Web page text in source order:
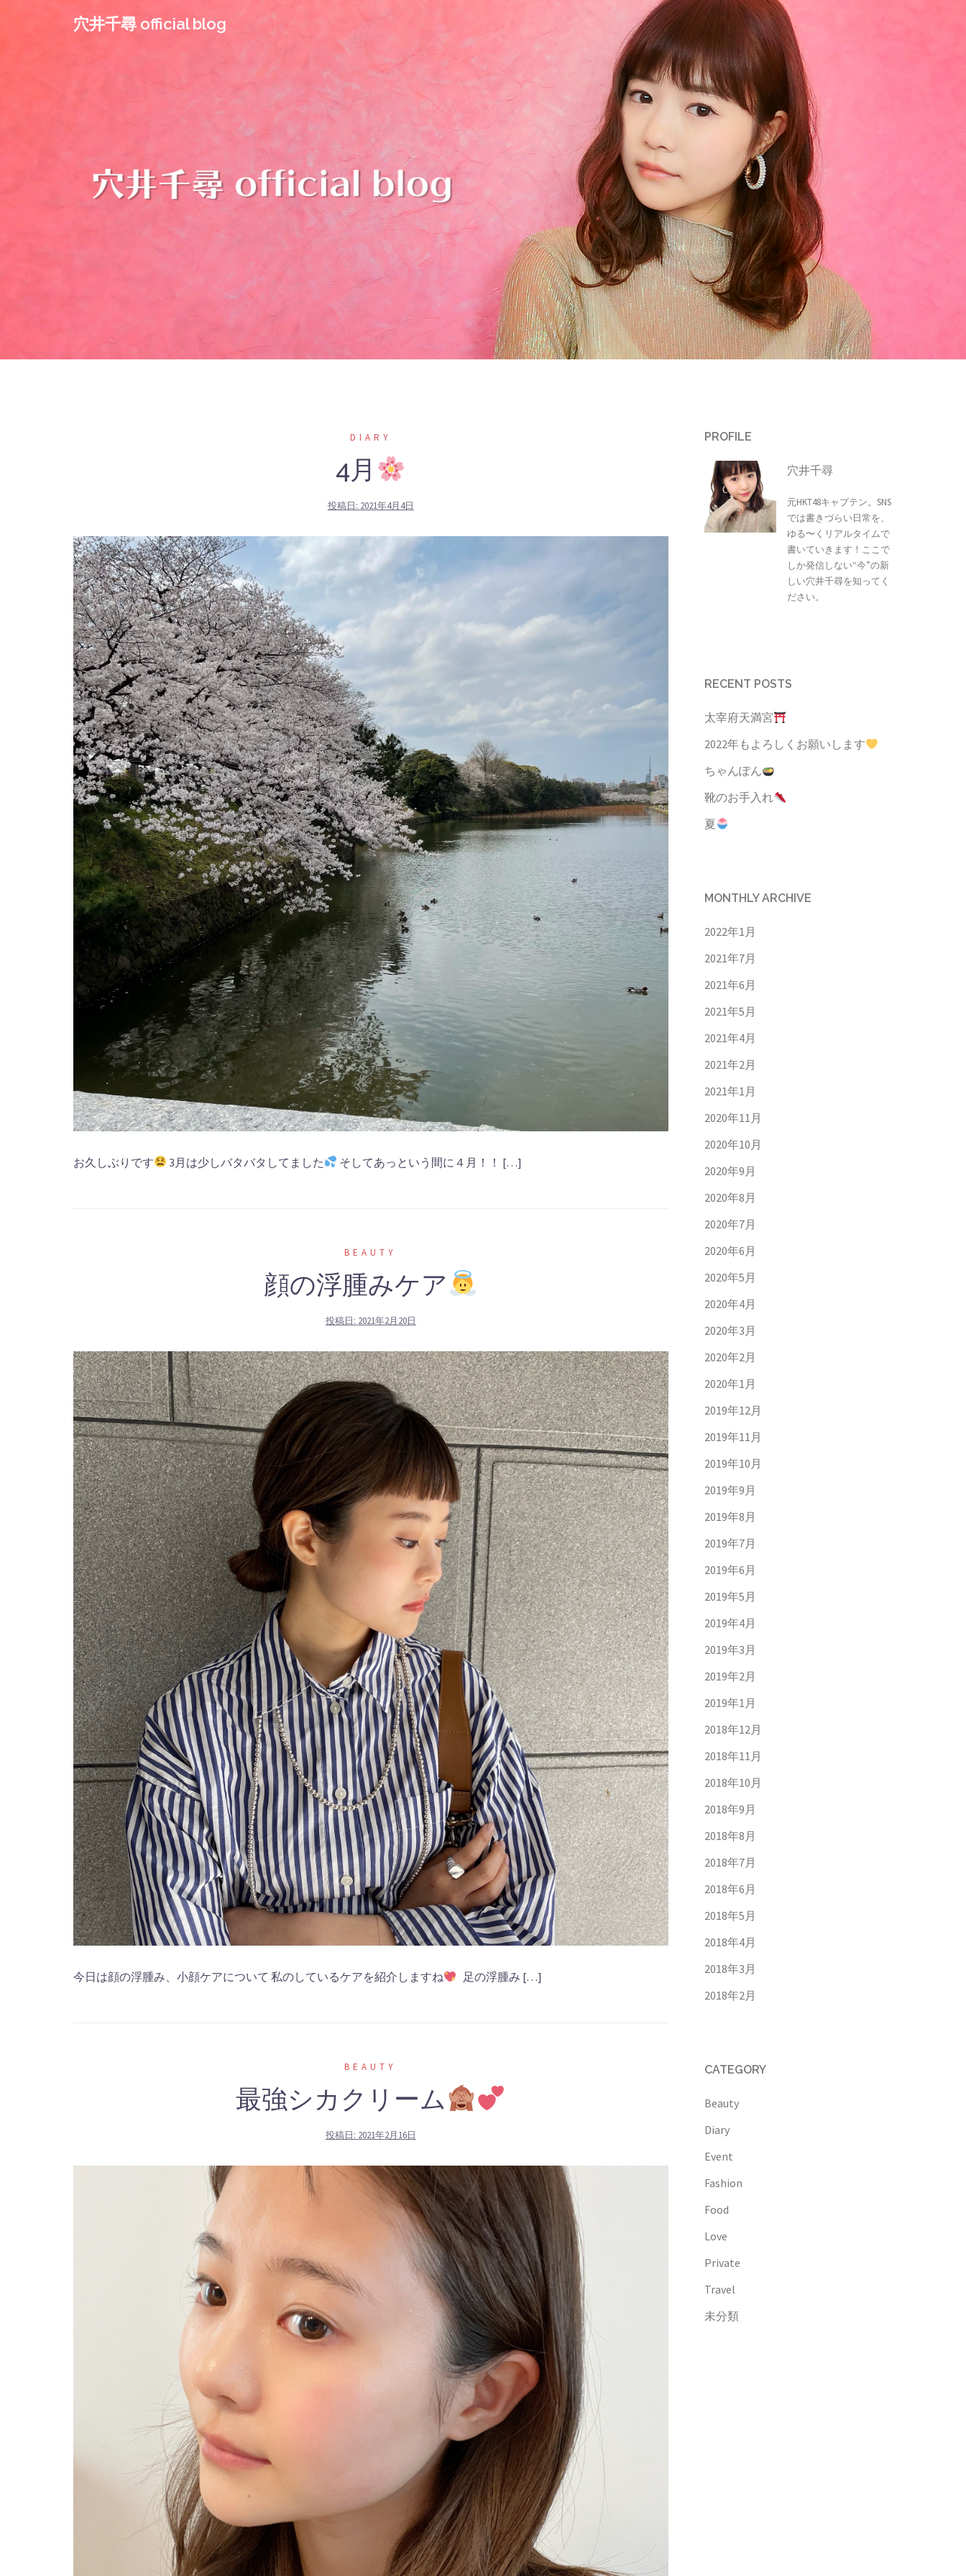
穴井千尋 official blog
DIARY
4月
投稿日: 2021年4月4日
お久しぶりです 3月は少しバタバタしてました そしてあっという間に４月！！ […]
BEAUTY
顔の浮腫みケア
投稿日: 2021年2月20日
今日は顔の浮腫み、小顔ケアについて 私のしているケアを紹介しますね 足の浮腫み […]
BEAUTY
最強シカクリーム
投稿日: 2021年2月16日
PROFILE
穴井千尋
元HKT48キャプテン。SNS
では書きづらい日常を、
ゆる〜くリアルタイムで
書いていきます！ここで
しか発信しない“今”の新
しい穴井千尋を知ってく
ださい。
RECENT POSTS
太宰府天満宮
2022年もよろしくお願いします
ちゃんぽん
靴のお手入れ
夏
MONTHLY ARCHIVE
2022年1月
2021年7月
2021年6月
2021年5月
2021年4月
2021年2月
2021年1月
2020年11月
2020年10月
2020年9月
2020年8月
2020年7月
2020年6月
2020年5月
2020年4月
2020年3月
2020年2月
2020年1月
2019年12月
2019年11月
2019年10月
2019年9月
2019年8月
2019年7月
2019年6月
2019年5月
2019年4月
2019年3月
2019年2月
2019年1月
2018年12月
2018年11月
2018年10月
2018年9月
2018年8月
2018年7月
2018年6月
2018年5月
2018年4月
2018年3月
2018年2月
CATEGORY
Beauty
Diary
Event
Fashion
Food
Love
Private
Travel
未分類